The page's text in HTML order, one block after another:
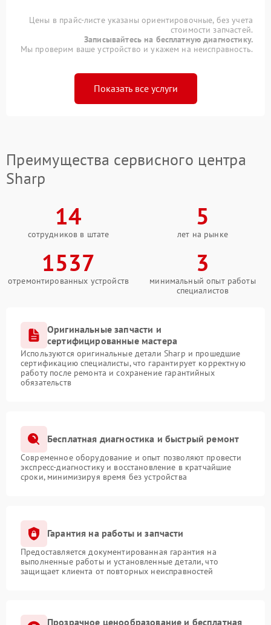
Цены в прайс-листе указаны ориентировочные, без учета
стоимости запчастей.
Записывайтесь на бесплатную диагностику.
Мы проверим ваше устройство и укажем на неисправность.
Показать все услуги
Преимущества сервисного центра
Sharp
14
сотрудников в штате
5
лет на рынке
1537
отремонтированных устройств
3
минимальный опыт работы
специалистов
Оригинальные запчасти и
сертифицированные мастера
Используются оригинальные детали Sharp и прошедшие
сертификацию специалисты, что гарантирует корректную
работу после ремонта и сохранение гарантийных
обязательств
Бесплатная диагностика и быстрый ремонт
Современное оборудование и опыт позволяют провести
экспресс-диагностику и восстановление в кратчайшие
сроки, минимизируя время без устройства
Гарантия на работы и запчасти
Предоставляется документированная гарантия на
выполненные работы и установленные детали, что
защищает клиента от повторных неисправностей
Прозрачное ценообразование и бесплатная